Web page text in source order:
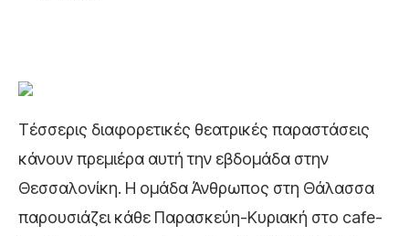
Τέσσερις διαφορετικές θεατρικές παραστάσεις
κάνουν πρεμιέρα αυτή την εβδομάδα στην
Θεσσαλονίκη. Η ομάδα Άνθρωπος στη Θάλασσα
παρουσιάζει κάθε Παρασκεύη-Κυριακή στο cafe-